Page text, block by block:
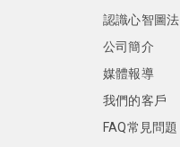
認識心智圖法
公司簡介
媒體報導
我們的客戶
FAQ常見問題